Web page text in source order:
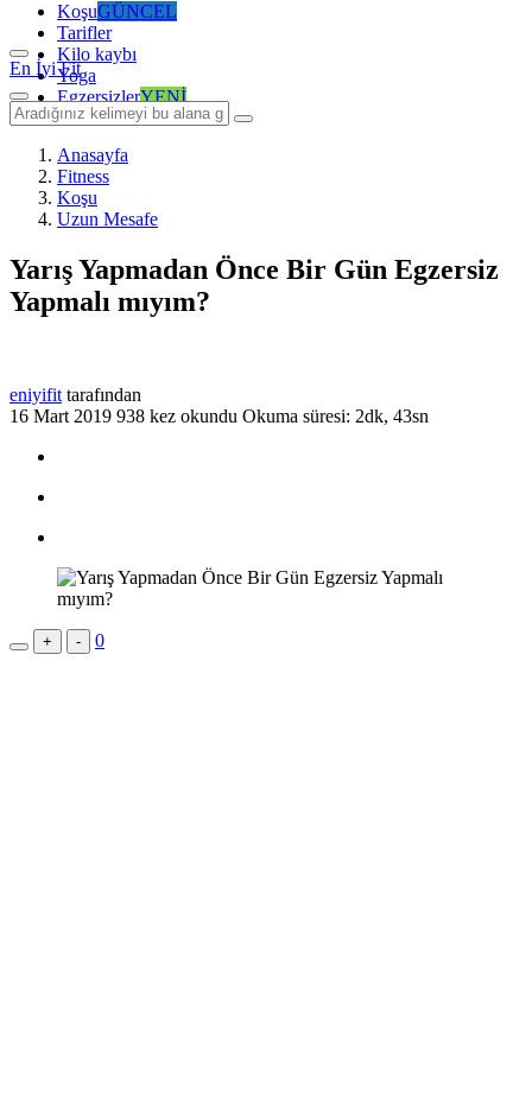
KoşuGÜNCEL
Tarifler
Kilo kaybı
Yoga
EgzersizlerYENİ
En İyi Fit
Anasayfa
Fitness
Koşu
Uzun Mesafe
Yarış Yapmadan Önce Bir Gün Egzersiz
Yapmalı mıyım?
eniyifit tarafından
16 Mart 2019 938 kez okundu Okuma süresi: 2dk, 43sn
+ - 0